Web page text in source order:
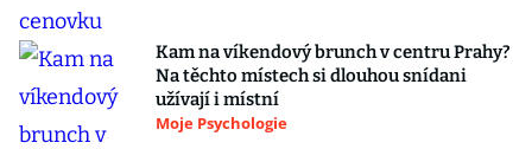
Kam na víkendový brunch v centru Prahy?
Na těchto místech si dlouhou snídani
užívají i místní
Moje Psychologie